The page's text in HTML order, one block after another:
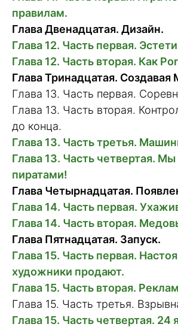
правилам.
Глава Двенадцатая. Дизайн.
Глава 12. Часть первая.
Глава 12. Часть вторая. Как
Глава Тринадцатая. Создавая
Глава 13. Часть первая.
Глава 13. Часть вторая.
до конца.
Глава 13. Часть третья.
Глава 13. Часть четвертая.
пиратами!
Глава Четырнадцатая.
Глава 14. Часть первая.
Глава 14. Часть вторая.
Глава Пятнадцатая. Запуск.
Глава 15. Часть первая.
художники продают.
Глава 15. Часть вторая.
Глава 15. Часть третья.
Глава 15. Часть четвертая. 24